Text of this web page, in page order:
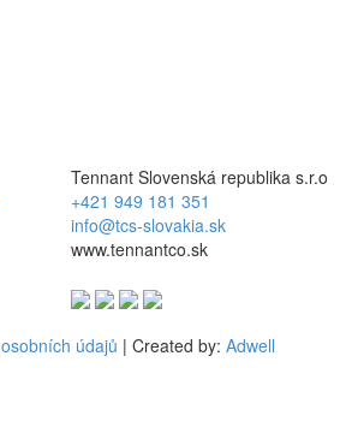
Tennant Slovenská republika s.r.o
+421 949 181 351
info@tcs-slovakia.sk
www.tennantco.sk
údajů | Created by: Adwell